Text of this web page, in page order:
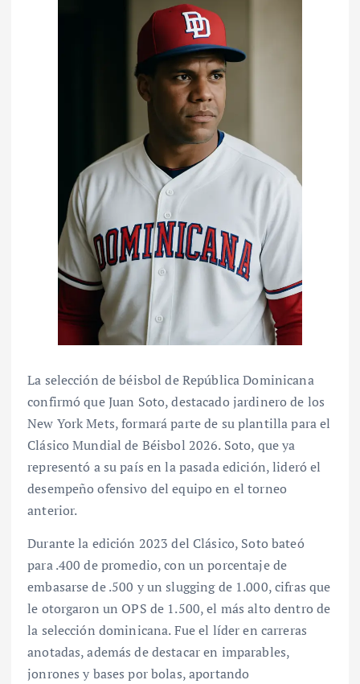
La selección de béisbol de República Dominicana
confirmó que Juan Soto, destacado jardinero de los
New York Mets, formará parte de su plantilla para el
Clásico Mundial de Béisbol 2026. Soto, que ya
representó a su país en la pasada edición, lideró el
desempeño ofensivo del equipo en el torneo
anterior.
Durante la edición 2023 del Clásico, Soto bateó
para .400 de promedio, con un porcentaje de
embasarse de .500 y un slugging de 1.000, cifras que
le otorgaron un OPS de 1.500, el más alto dentro de
la selección dominicana. Fue el líder en carreras
anotadas, además de destacar en imparables,
jonrones y bases por bolas, aportando